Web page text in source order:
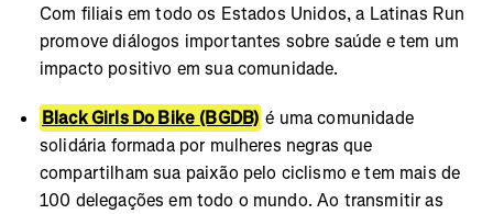
Com filiais em todo os Estados Unidos, a Latinas Run
promove diálogos importantes sobre saúde e tem um
impacto positivo em sua comunidade.
Black Girls Do Bike (BGDB) é uma comunidade
solidária formada por mulheres negras que
compartilham sua paixão pelo ciclismo e tem mais de
100 delegações em todo o mundo. Ao transmitir as